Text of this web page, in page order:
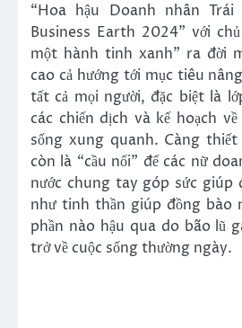
“Hoa hậu Doanh nhân
Business Earth 2024” với
một hành tinh xanh” ra đời
cao cả hướng tới mục tiêu
tất cả mọi người, đặc biệt là
các chiến dịch và kế hoạch
sống xung quanh. Càng
còn là “cầu nối” để các nữ
nước chung tay góp sức giúp
như tinh thần giúp đồng bào
phần nào hậu qua do bão lũ
trở về cuộc sống thường ngày.